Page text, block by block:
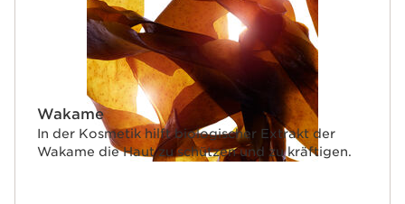
Wakame
In der Kosmetik hilft biologischer Extrakt der
Wakame die Haut zu schützen und zu kräftigen.